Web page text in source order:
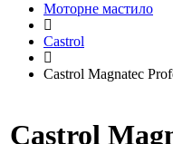
Моторне мастило
Castrol
Castrol Magnatec
Castrol